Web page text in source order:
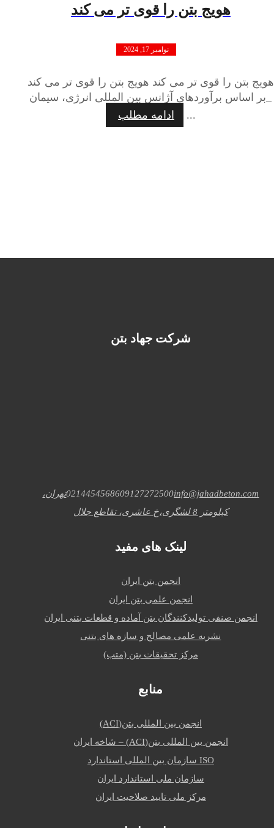
هویج بتن را قوی تر می کند
نوامبر 17, 2024
هویج بتن را قوی تر می کند هویج بتن را قوی تر می کند
_بر اساس برآوردهای آژانس بین المللی انرژی، سیمان
...
ادامه مطلب
شرکت جهاد بتن
0214454568609127272500info@jahadbeton.com
تهران،
کیلومتر 8 لشگری،خ عاشری، تقاطع جلال
لینک های مفید
انجمن بتن ایران
انجمن علمی بتن ایران
انجمن صنفی تولیدکنندگان بتن آماده و قطعات بتنی ایران
نشریه علمی مصالح و سازه های بتنی
مرکز تحقیقات بتن (متب)
منابع
انجمن بین المللی بتن(ACI)
انجمن بین المللی بتن(ACI) – شاخه ایران
ISO سازمان بین المللی استاندارد
سازمان ملی استاندارد ایران
مرکز ملی تایید صلاحیت ایران